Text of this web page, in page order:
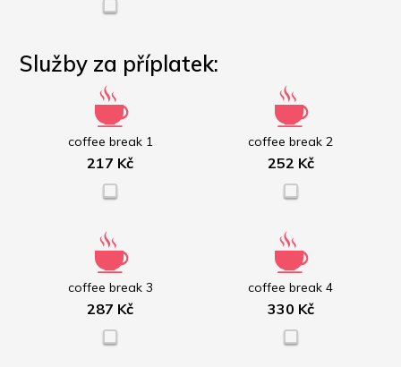
Služby za příplatek:
coffee break 1
217 Kč
coffee break 2
252 Kč
coffee break 3
287 Kč
coffee break 4
330 Kč